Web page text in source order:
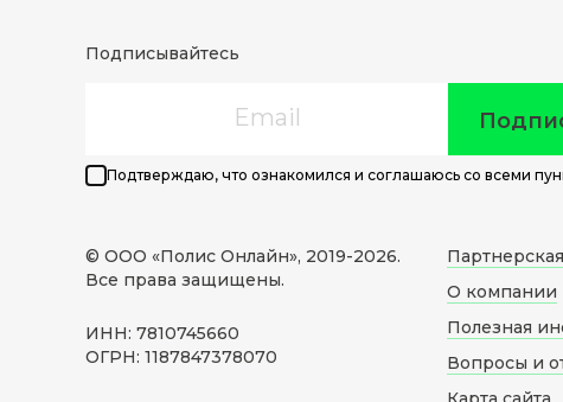
Подписывайтесь
Подтверждаю, что ознакомился и соглашаюсь со всеми
© ООО «Полис Онлайн», 2019-2026.
Все права защищены.
ИНН: 7810745660
ОГРН: 1187847378070
О компании
Полезная
Вопросы и